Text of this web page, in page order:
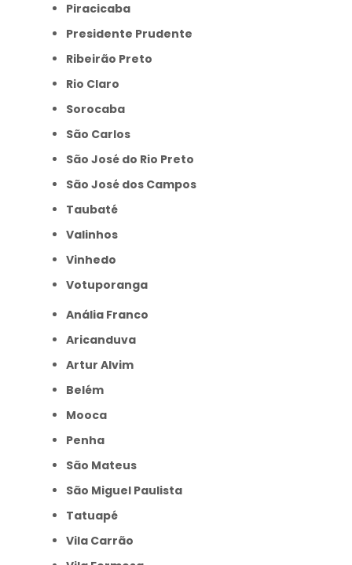
Piracicaba
Presidente Prudente
Ribeirão Preto
Rio Claro
Sorocaba
São Carlos
São José do Rio Preto
São José dos Campos
Taubaté
Valinhos
Vinhedo
Votuporanga
Anália Franco
Aricanduva
Artur Alvim
Belém
Mooca
Penha
São Mateus
São Miguel Paulista
Tatuapé
Vila Carrão